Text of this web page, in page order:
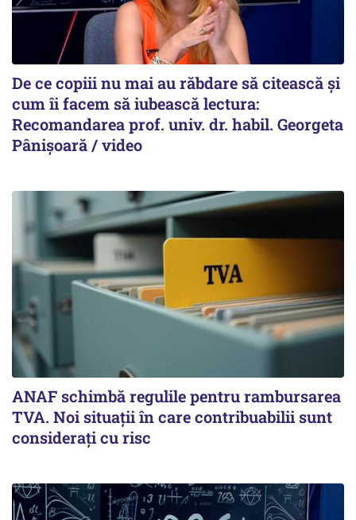
De ce copiii nu mai au răbdare să citească și
cum îi facem să iubească lectura:
Recomandarea prof. univ. dr. habil. Georgeta
Pânișoară / video
ANAF schimbă regulile pentru rambursarea
TVA. Noi situaţii în care contribuabilii sunt
consideraţi cu risc